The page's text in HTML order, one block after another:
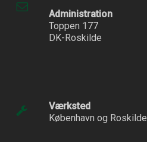
Administration
Toppen 177
DK-Roskilde
Værksted
København og Roskilde